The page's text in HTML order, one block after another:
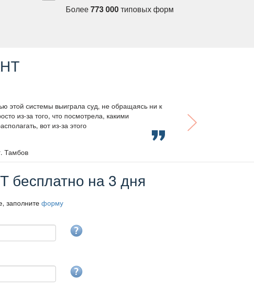
Более773 000типовых форм
этой системы выиграла суд, не обращаясь ни к
из-за того, что посмотрела, какими
вот из-за этого
Тамбо
бесплатно на 3 дня
заполните форму